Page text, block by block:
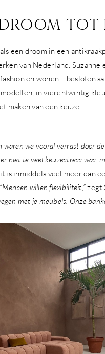
TOT
een droom in een
van Nederland.
en wonen – besloten
in vierentwintig
maken van een keuze.
waren we vooral verrast door
niet te veel keuzestress was,
is inmiddels veel meer dan
“Mensen willen flexibiliteit,”zegt
met je meubels. Onze